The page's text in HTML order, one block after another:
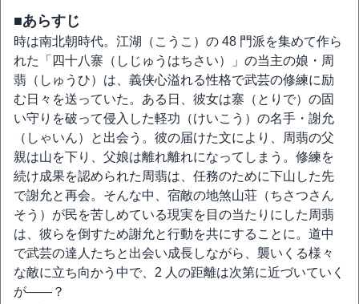
■あらすじ
時は南北朝時代。江湖（こうこ）の 48 門派を集めて作ら
れた「四十八寨（しじゅうはちさい）」の当主の娘・周
翡（しゅうひ）は、義侠心溢れる性格で武芸の修練に励
む日々を送っていた。ある日、彼女は寨（とりで）の固
い守りを破って侵入した軽功（けいこう）の名手・謝允
（しゃいん）と出会う。彼の届けた文により、周翡の父
親は山を下り、父娘は離れ離れになってしまう。修練を
続け成果を認められた周翡は、任務のために下山した先
で謝允と再会。そんな中、宿敵の地煞山荘（ちさつさん
そう）が民を苦しめている現実を目の当たりにした周翡
は、彼らを倒すため謝允と行動を共にすることに。道中
で武芸の達人たちと出会い成長しながら、襲いくる様々
な敵に立ち向かう中で、2 人の距離は次第に近づいていく
が――？